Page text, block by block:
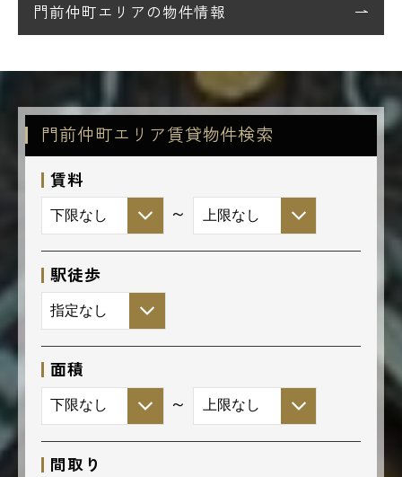
門前仲町エリアの物件情報
門前仲町エリア賃貸物件検索
賃料
～
駅徒歩
面積
～
間取り